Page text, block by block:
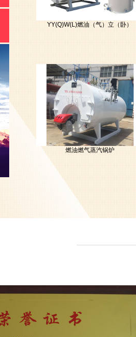
YY(Q)W(L)燃油（气）立（卧）
燃油燃气蒸汽锅炉